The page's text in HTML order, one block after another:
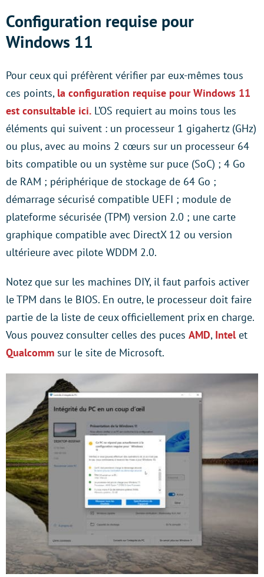
Configuration requise pour
Windows 11
Pour ceux qui préfèrent vérifier par eux-mêmes tous
ces points, la configuration requise pour Windows 11
est consultable ici. L’OS requiert au moins tous les
éléments qui suivent : un processeur 1 gigahertz (GHz)
ou plus, avec au moins 2 cœurs sur un processeur 64
bits compatible ou un système sur puce (SoC) ; 4 Go
de RAM ; périphérique de stockage de 64 Go ;
démarrage sécurisé compatible UEFI ; module de
plateforme sécurisée (TPM) version 2.0 ; une carte
graphique compatible avec DirectX 12 ou version
ultérieure avec pilote WDDM 2.0.
Notez que sur les machines DIY, il faut parfois activer
le TPM dans le BIOS. En outre, le processeur doit faire
partie de la liste de ceux officiellement prix en charge.
Vous pouvez consulter celles des puces AMD, Intelet
Qualcomm sur le site de Microsoft.